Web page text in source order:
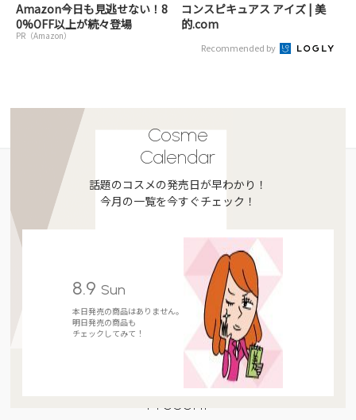
Amazon今日も見逃せない！8
0%OFF以上が続々登場
PR（Amazon）
コンスピキュアス アイズ | 美
的.com
Recommended by
Cosme
Calendar
話題のコスメの発売日が早わかり！
今月の一覧を今すぐチェック！
8.9 Sun
本日発売の商品はありません。
明日発売の商品も
チェックしてみて！
Present